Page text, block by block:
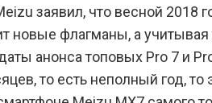
заявил, что весной 2018
новые флагманы, а учитывая
анонса топовых Pro 7 и
то есть неполный год, то